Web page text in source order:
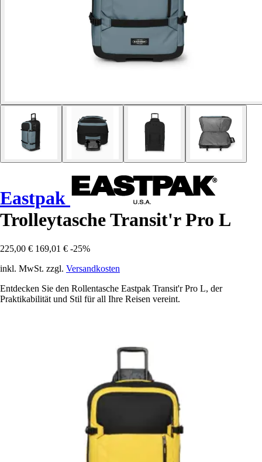
Eastpak
Trolleytasche Transit'r Pro L
225,00 € 169,01 € -25%
inkl. MwSt. zzgl. Versandkosten
Entdecken Sie den Rollentasche Eastpak Transit'r Pro L, der
Praktikabilität und Stil für all Ihre Reisen vereint.